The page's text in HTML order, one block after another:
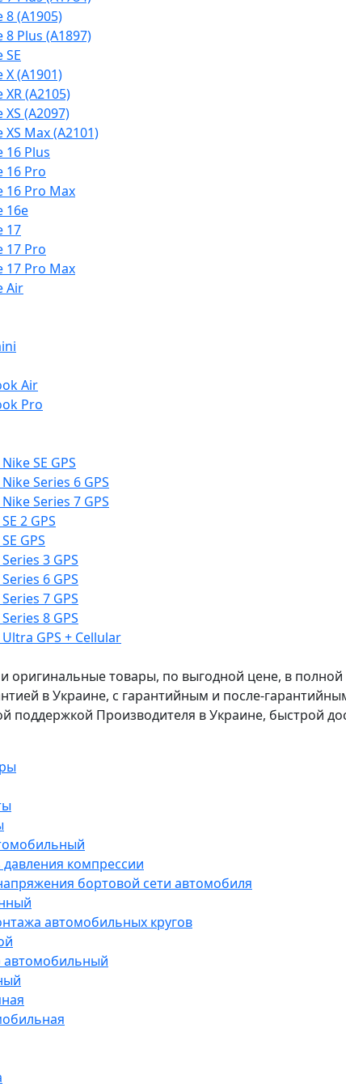
8 (A1905)
Plus (A1897)
(A1901)
(A2105)
(A2097)
Max (A2101)
16 Plus
16 Pro
16 Pro Max
16e
17
17 Pro
17 Pro Max
Air
Air
Pro
SE GPS
Series 6 GPS
Series 7 GPS
2 GPS
GPS
3 GPS
6 GPS
7 GPS
8 GPS
GPS + Cellular
оригинальные товары, по выгодной цене, в полной
в Украине, с гарантийным и после-
поддержкой Производителя в Украине, быстрой
компрессии
бортовой сети автомобиля
автомобильных кругов
автомобильный